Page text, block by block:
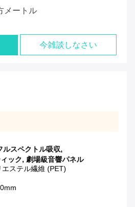
メートル
今雑談しなさい
ルスペクトル吸収,
ック, 劇場級音響パネル
エステル繊維 (PET)